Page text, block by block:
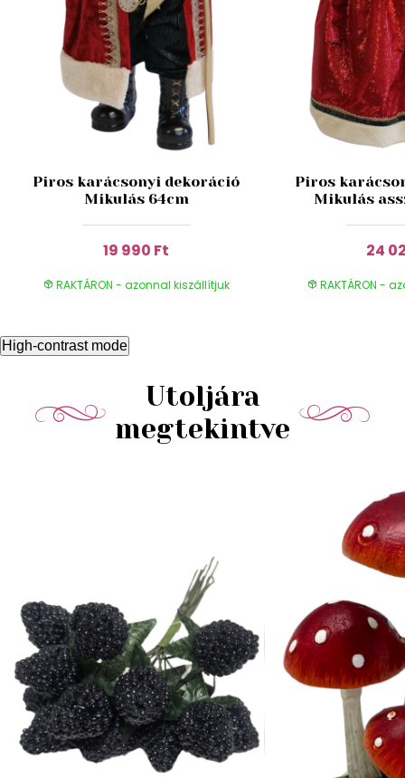
Piros karácsonyi dekoráció
Mikulás 64cm
19 990 Ft
RAKTÁRON - azonnal kiszállítjuk
Piros
Mikulás
24
RAKTÁRON -
High-contrast mode
Utoljára
megtekintve